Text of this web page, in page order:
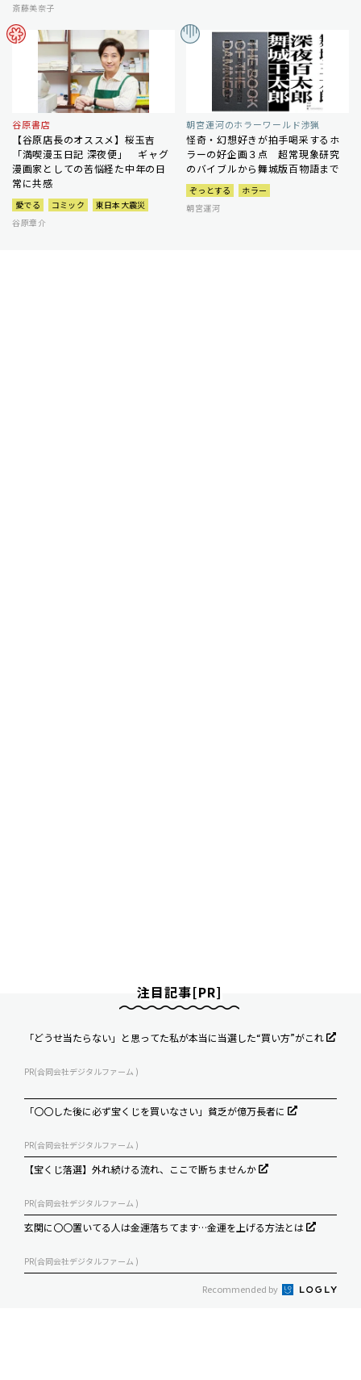
斎藤美奈子
谷原書店
【谷原店長のオススメ】桜玉吉
「満喫漫玉日記 深夜便」 ギャグ
漫画家としての苦悩経た中年の日
常に共感
愛でる コミック
東日本大震災
谷原章介
朝宮運河のホラーワールド渉猟
怪奇・幻想好きが拍手喝采するホ
ラーの好企画３点 超常現象研究
のバイブルから舞城版百物語まで
ぞっとする
ホラー
朝宮運河
注目記事[PR]
「どうせ当たらない」と思ってた私が本当に当選した“買い方”がこれ
PR(合同会社デジタルファーム )
「〇〇した後に必ず宝くじを買いなさい」貧乏が億万長者に
PR(合同会社デジタルファーム )
【宝くじ落選】外れ続ける流れ、ここで断ちませんか
PR(合同会社デジタルファーム )
玄関に〇〇置いてる人は金運落ちてます…金運を上げる方法とは
PR(合同会社デジタルファーム )
Recommended by